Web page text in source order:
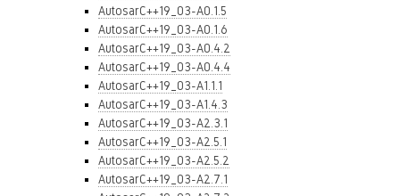
AutosarC++19_03-A0.1.5
AutosarC++19_03-A0.1.6
AutosarC++19_03-A0.4.2
AutosarC++19_03-A0.4.4
AutosarC++19_03-A1.1.1
AutosarC++19_03-A1.4.3
AutosarC++19_03-A2.3.1
AutosarC++19_03-A2.5.1
AutosarC++19_03-A2.5.2
AutosarC++19_03-A2.7.1